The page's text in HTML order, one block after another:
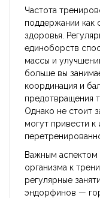
Частота
поддержании как
здоровья.
единоборств
массы и
больше вы
координация и
предотвращения
Однако не стоит
могут привести
Важным аспектом
организма к
регулярные
эндорфинов —